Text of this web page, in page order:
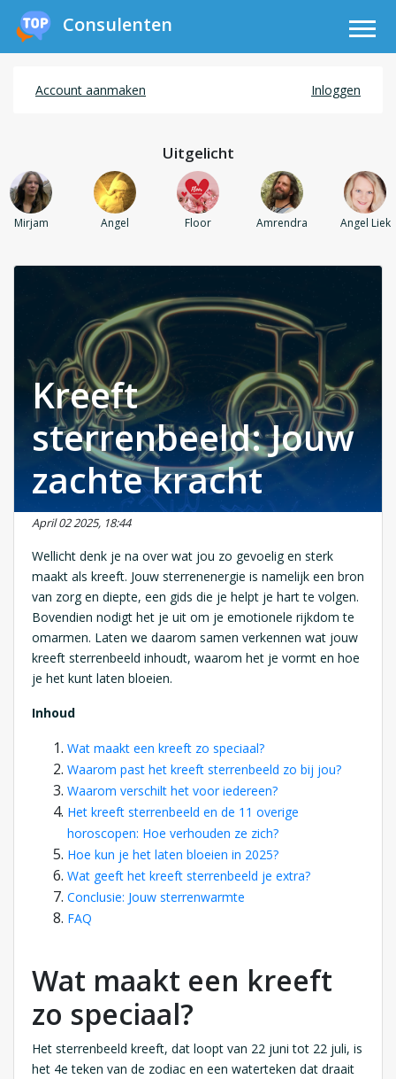
Consulenten
Account aanmaken Inloggen
Uitgelicht
Mirjam Angel Floor Amrendra Angel Liek
Kreeft
sterrenbeeld: Jouw
zachte kracht
April 02 2025, 18:44
Wellicht denk je na over wat jou zo gevoelig en sterk
maakt als kreeft. Jouw sterrenenergie is namelijk een bron
van zorg en diepte, een gids die je helpt je hart te volgen.
Bovendien nodigt het je uit om je emotionele rijkdom te
omarmen. Laten we daarom samen verkennen wat jouw
kreeft sterrenbeeld inhoudt, waarom het je vormt en hoe
je het kunt laten bloeien.
Inhoud
Wat maakt een kreeft zo speciaal?
Waarom past het kreeft sterrenbeeld zo bij jou?
Waarom verschilt het voor iedereen?
Het kreeft sterrenbeeld en de 11 overige
horoscopen: Hoe verhouden ze zich?
Hoe kun je het laten bloeien in 2025?
Wat geeft het kreeft sterrenbeeld je extra?
Conclusie: Jouw sterrenwarmte
FAQ
Wat maakt een kreeft
zo speciaal?
Het sterrenbeeld kreeft, dat loopt van 22 juni tot 22 juli, is
het 4e teken van de zodiac en een waterteken dat draait